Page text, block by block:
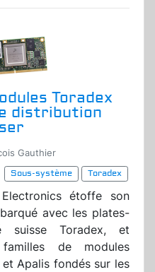
Toradex
distribution
Gauthier
Sous-système
Toradex
étoffe son
avec les plates-
Toradex, et
de modules
Apalis fondés sur les